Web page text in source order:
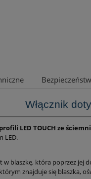
Włącznik
LED TOUCH ze
LED.
w blaszkę, która poprzez jej
znajduje się blaszka,